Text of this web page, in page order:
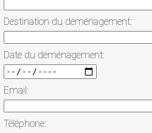
Destination du déménagement:
Date du déménagement:
Email:
Téléphone: